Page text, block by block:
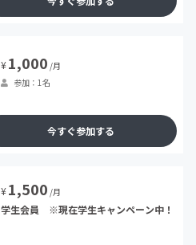
¥1,000 /月
参加：1名
今すぐ参加する
¥1,500 /月
学生会員 ※現在学生キャンペーン中！